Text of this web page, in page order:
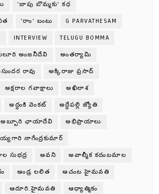
'బాపు బొమ్మకు' కధ
'రాం' బంటు G PARVATHESAM
INTERVIEW TELUGU BOMMA
అంజనీదేవి అంతర్యామి
రావు అక్కిరాజు ప్రసాద్
అక్షరాల గవాక్షాలు అఖిలాశ
అద్దంకి వెంకట్ అద్దేపల్లి జ్యోతి
అబ్బూరి ఛాయాదేవి అభిప్రాయాలు
నాగేంద్రకుమార్
అవని అవాల్మీక కదంబమాల
ఆండ్ర లలిత ఆచంట హైమవతి
ఆదూరి.హైమవతి ఆధ్యాత్మికం